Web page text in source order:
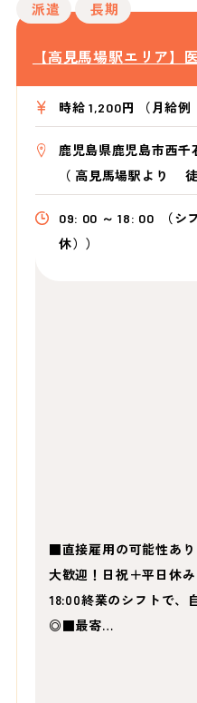
派遣 長期
【高見馬場駅エリア】
時給 1,200円 （月給例
鹿児島県鹿児島市西千
（ 高見馬場駅より
09: 00 ～ 18: 00
（シ
休））
■直接雇用の可能性あ
大歓迎！日祝＋平日休
18:00終業のシフトで、
◎■最寄…